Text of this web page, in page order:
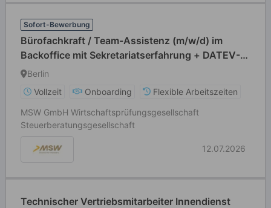
Sofort-Bewerbung
Bürofachkraft / Team-Assistenz (m/w/d) im
Backoffice mit Sekretariatserfahrung + DATEV-
Grundkenntnissen
Berlin
Vollzeit
Onboarding
Flexible Arbeitszeiten
MSW GmbH Wirtschaftsprüfungsgesellschaft
Steuerberatungsgesellschaft
12.07.2026
Technischer Vertriebsmitarbeiter Innendienst